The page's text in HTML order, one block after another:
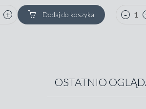
Dodaj do koszyka
OSTATNIO